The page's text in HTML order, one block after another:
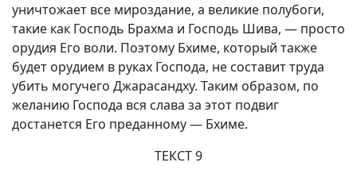
уничтожает все мироздание, а великие полубоги,
такие как Господь Брахма и Господь Шива, — просто
орудия Его воли. Поэтому Бхиме, который также
будет орудием в руках Господа, не составит труда
убить могучего Джарасандху. Таким образом, по
желанию Господа вся слава за этот подвиг
достанется Его преданному — Бхиме.
ТЕКСТ 9